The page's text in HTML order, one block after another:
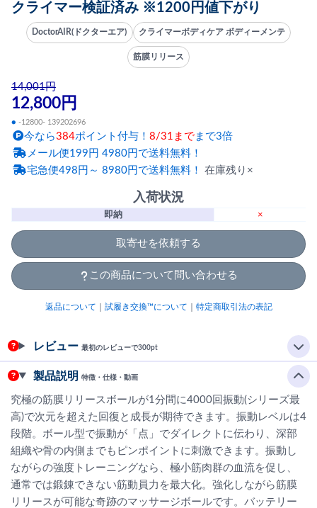
クライマー検証済み ※1200円値下がり
DoctorAIR(ドクターエア) クライマーボディケア ボディーメンテ
筋膜リリース
14,001円
12,800円
● -12800- 139202696
今なら384ポイント付与！ 8/31まで まで3倍
メール便199円 4980円で送料無料！
宅急便498円～ 8980円で送料無料！ 在庫残り×
入荷状況
即納 ×
取寄せを依頼する
この商品について問い合わせる
返品について 試履き交換™について 特定商取引法の表記
レビュー 最初のレビューで300pt
製品説明 特徴・仕様・動画
究極の筋膜リリースボールが1分間に4000回振動(シリーズ最
高)で次元を超えた回復と成長が期待できます。振動レベルは4
段階。ボール型で振動が「点」でダイレクトに伝わり、深部
組織や骨の内側までもピンポイントに刺激できます。振動し
ながらの強度トレーニングなら、極小筋肉群の血流を促し、
通常では鍛錬できない筋動員力を最大化。強化しながら筋膜
リリースが可能な奇跡のマッサージボールです。バッテリー